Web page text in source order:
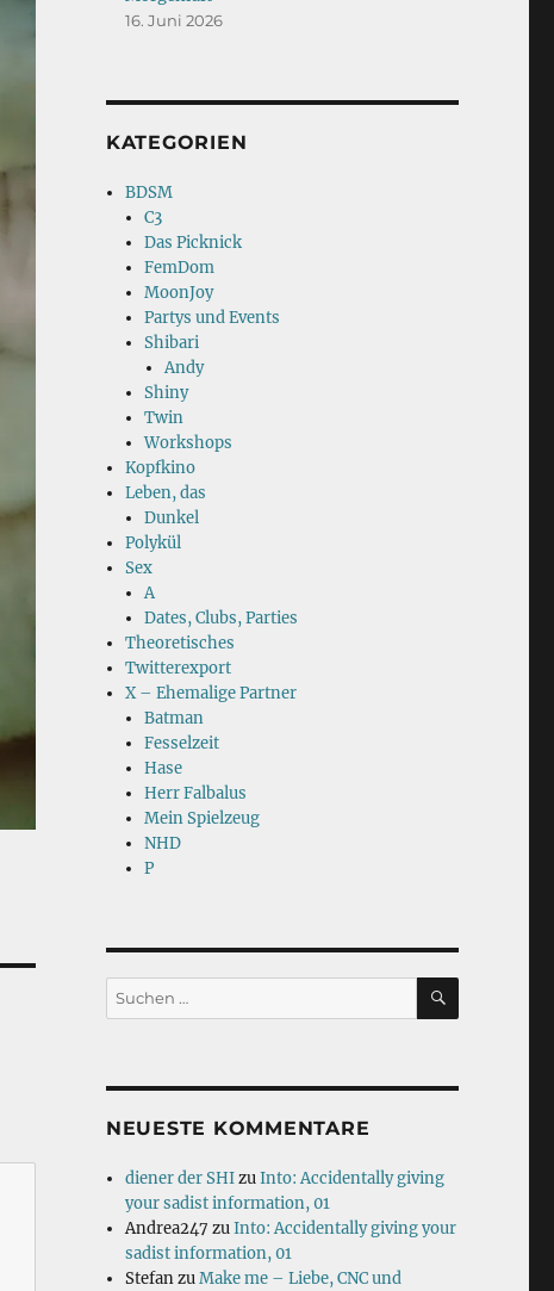
16. Juni 2026
KATEGORIEN
BDSM
C3
Das Picknick
FemDom
MoonJoy
Partys und Events
Shibari
Andy
Shiny
Twin
Workshops
Kopfkino
Leben, das
Dunkel
Polykül
Sex
A
Dates, Clubs, Parties
Theoretisches
Twitterexport
X – Ehemalige Partner
Batman
Fesselzeit
Hase
Herr Falbalus
Mein Spielzeug
NHD
P
Suchen
nach:
SUCHEN
NEUESTE KOMMENTARE
diener der SHIzuInto: Accidentally giving
your sadist information, 01
Andrea247 zuInto: Accidentally giving your
sadist information, 01
StefanzuMake me – Liebe, CNC und